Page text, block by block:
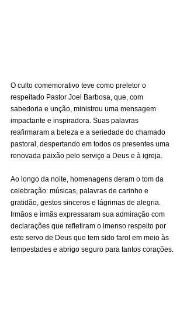
O culto comemorativo teve como preletor o
respeitado Pastor Joel Barbosa, que, com
sabedoria e unção, ministrou uma mensagem
impactante e inspiradora. Suas palavras
reafirmaram a beleza e a seriedade do chamado
pastoral, despertando em todos os presentes uma
renovada paixão pelo serviço a Deus e à igreja.
Ao longo da noite, homenagens deram o tom da
celebração: músicas, palavras de carinho e
gratidão, gestos sinceros e lágrimas de alegria.
Irmãos e irmãs expressaram sua admiração com
declarações que refletiram o imenso respeito por
este servo de Deus que tem sido farol em meio às
tempestades e abrigo seguro para tantos corações.